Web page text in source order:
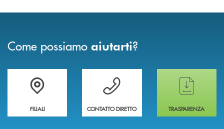
Come possiamo aiutarti?
Trova la filiale più vicina a te
FILIALI
Hai bisogno di assistenza immediata ?
CONTATTO DIRETTO
Hai bisogno di
TRASPARENZA